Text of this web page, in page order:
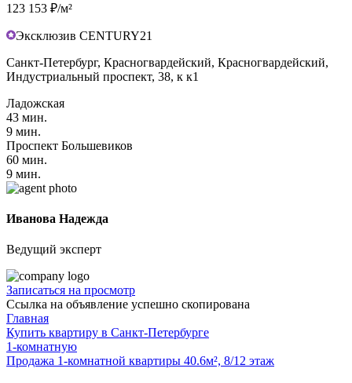
123 153 ₽/м²
Эксклюзив CENTURY21
Санкт-Петербург, Красногвардейский, Красногвардейский,
Индустриальный проспект, 38, к к1
Ладожская
43 мин.
9 мин.
Проспект Большевиков
60 мин.
9 мин.
Иванова Надежда
Ведущий эксперт
Записаться на просмотр
Ссылка на объявление успешно скопирована
Главная
Купить квартиру в Санкт-Петербурге
1-комнатную
Продажа 1-комнатной квартиры 40.6м², 8/12 этаж